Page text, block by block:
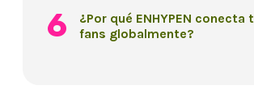
¿Por qué ENHYPEN conecta
fans globalmente?